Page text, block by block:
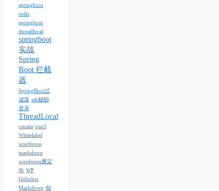
springboot
redis
springboot
threadlocal
springboot
实战
Spring
Boot 拦截
器
SpringBoot过
滤器 ssh秘钥
登录
ThreadLocal
vmstat vue3
Whitelabel
wordpress
markdown
wordpress重定
向 WP
Githuber
Markdown 创